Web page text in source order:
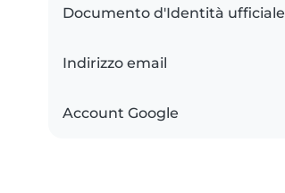
Documento d'Identità ufficiale
Indirizzo email
Account Google